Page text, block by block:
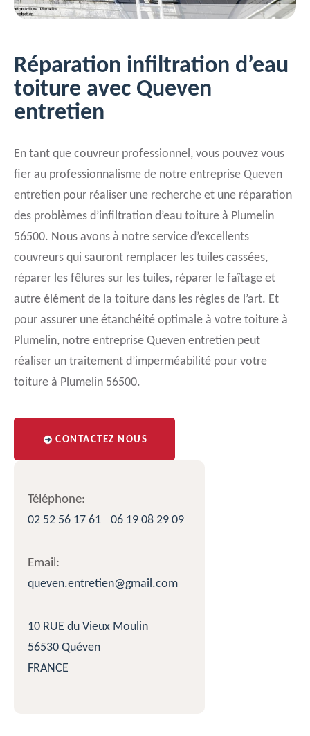
Réparation infiltration d’eau
toiture avec Queven
entretien
En tant que couvreur professionnel, vous pouvez vous
fier au professionnalisme de notre entreprise Queven
entretien pour réaliser une recherche et une réparation
des problèmes d’infiltration d’eau toiture à Plumelin
56500. Nous avons à notre service d’excellents
couvreurs qui sauront remplacer les tuiles cassées,
réparer les fêlures sur les tuiles, réparer le faîtage et
autre élément de la toiture dans les règles de l’art. Et
pour assurer une étanchéité optimale à votre toiture à
Plumelin, notre entreprise Queven entretien peut
réaliser un traitement d’imperméabilité pour votre
toiture à Plumelin 56500.
CONTACTEZ NOUS
Téléphone:
02 52 56 17 61
06 19 08 29 09
Email:
queven.entretien@gmail.com
10 RUE du Vieux Moulin
56530 Quéven
FRANCE